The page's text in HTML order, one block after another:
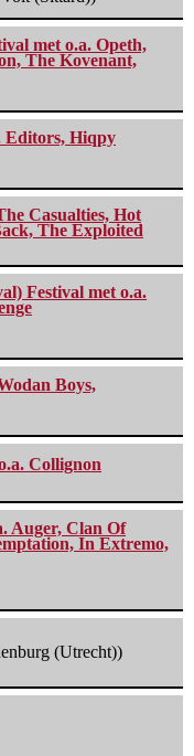
met o.a. Opeth,
The Kovenant,
Editors, Hiqpy
Casualties, Hot
The Exploited
Festival met o.a.
Boys,
Collignon
Auger, Clan Of
In Extremo,
(Utrecht))